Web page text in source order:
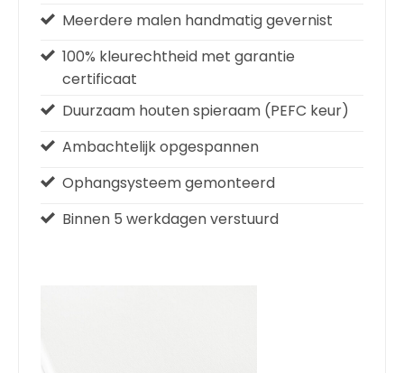
Meerdere malen handmatig gevernist
100% kleurechtheid met garantie
certificaat
Duurzaam houten spieraam (PEFC keur)
Ambachtelijk opgespannen
Ophangsysteem gemonteerd
Binnen 5 werkdagen verstuurd